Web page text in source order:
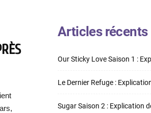
Articles récents
Our Sticky Love Saison 1 :
Le Dernier Refuge :
Sugar Saison 2 : Explication